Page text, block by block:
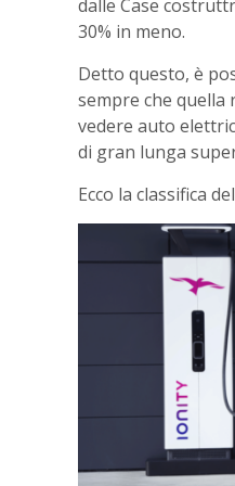
dalle Case
30% in meno.
Detto questo, è
sempre che
vedere auto
di gran lunga
Ecco la classifica